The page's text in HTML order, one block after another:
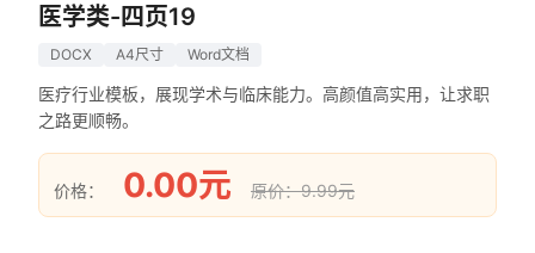
医学类-四页19
DOCX A4尺寸 Word文档
医疗行业模板，展现学术与临床能力。高颜值高实用，让求职
之路更顺畅。
价格： 0.00元 原价：9.99元